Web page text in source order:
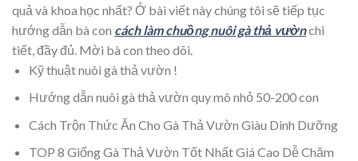
quả và khoa học nhất? Ở bài viết này chúng tôi sẽ tiếp tục
hướng dẫn bà con cách làm chuồng nuôi gà thả vườnchi
tiết, đầy đủ. Mời bà con theo dõi.
Kỹ thuật nuôi gà thả vườn !
Hướng dẫn nuôi gà thả vườn quy mô nhỏ 50-200 con
Cách Trộn Thức Ăn Cho Gà Thả Vườn Giàu Dinh Dưỡng
TOP 8 Giống Gà Thả Vườn Tốt Nhất Giá Cao Dễ Chăm